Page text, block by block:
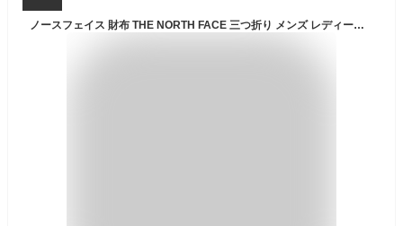
ノースフェイス 財布 THE NORTH FACE 三つ折り メンズ レディース キッズ 子供 BCドットワレット BC DOT WALLET ウォレット 防水 アウトドア ブランド ジュニア 高校生 小学生 中学生 男の子 男子 黒 赤 青 黄色 白 カーキ 迷彩 カモ NM82319